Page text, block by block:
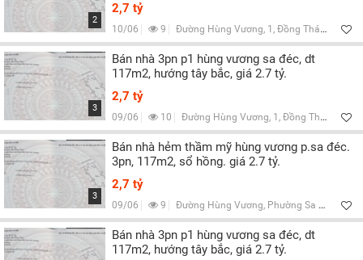
2
2,7 tỷ
10/06 9 Đường Hùng Vương, 1, Đồng Tháp
3
Bán nhà 3pn p1 hùng vương sa đéc, dt
117m2, hướng tây bắc, giá 2.7 tỷ.
2,7 tỷ
09/06 10 Đường Hùng Vương, 1, Đồng Tháp
3
Bán nhà hẻm thầm mỹ hùng vương p.sa đéc.
3pn, 117m2, sổ hồng. giá 2.7 tỷ.
2,7 tỷ
09/06 9 Đường Hùng Vương, Phường Sa Đéc, Đồng Tháp
Bán nhà 3pn p1 hùng vương sa đéc, dt
117m2, hướng tây bắc, giá 2.7 tỷ.